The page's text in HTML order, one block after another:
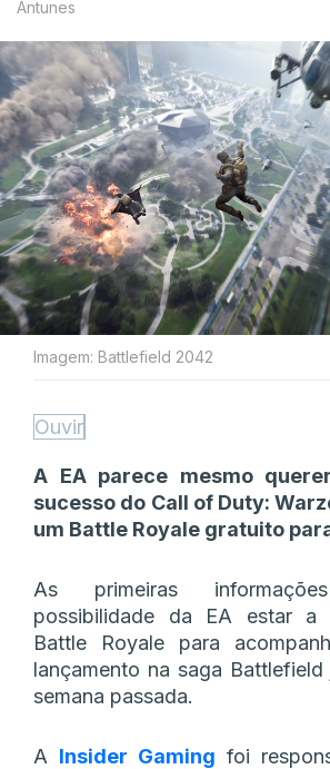
Antunes
Imagem: Battlefield 2042
Ouvir
A EA parece mesmo
sucesso do Call of Duty:
um Battle Royale gratuito
As primeiras
possibilidade da EA estar a
Battle Royale para
lançamento na saga Battlefield
semana passada.
A Insider Gaming foi